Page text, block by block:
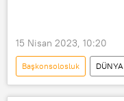
15 Nisan 2023, 10:20
Başkonsolosluk
DÜNYA
Özbekistan